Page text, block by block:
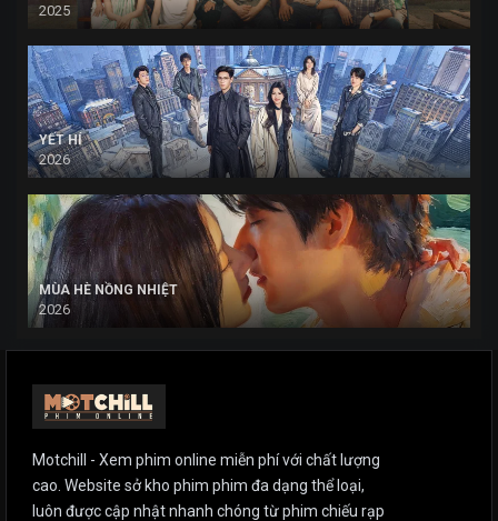
2025
YẾT HÍ
2026
MÙA HÈ NỒNG NHIỆT
2026
Motchill - Xem phim online miễn phí với chất lượng
cao. Website sở kho phim phim đa dạng thể loại,
luôn được cập nhật nhanh chóng từ phim chiếu rạp